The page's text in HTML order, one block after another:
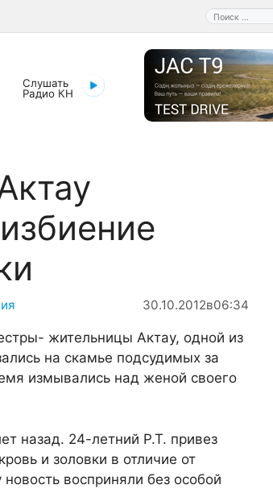
Поиск:
Слушать
Радио КН
30.10.2012в06:34
жительницы Актау, одной из
на скамье подсудимых за
измывались над женой своего
назад. 24-летний Р.Т. привез
и золовки в отличие от
восприняли без особой